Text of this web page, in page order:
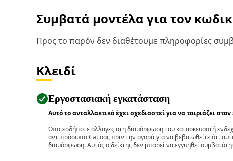
Συμβατά μοντέλα για τον
Προς το παρόν δεν διαθέτουμε πληροφορίες
Κλειδί
Εργοστασιακή εγκατάσταση
Αυτό το ανταλλακτικό έχει σχεδιαστεί για να ταιριάζει
Οποιεσδήποτε αλλαγές στη διαμόρφωση του κατασκευαστή
αντιπρόσωπο Cat σας πριν την αγορά για να βεβαιωθείτε ότι
διαμόρφωση. Αυτός ο δείκτης δεν μπορεί να εγγυηθεί